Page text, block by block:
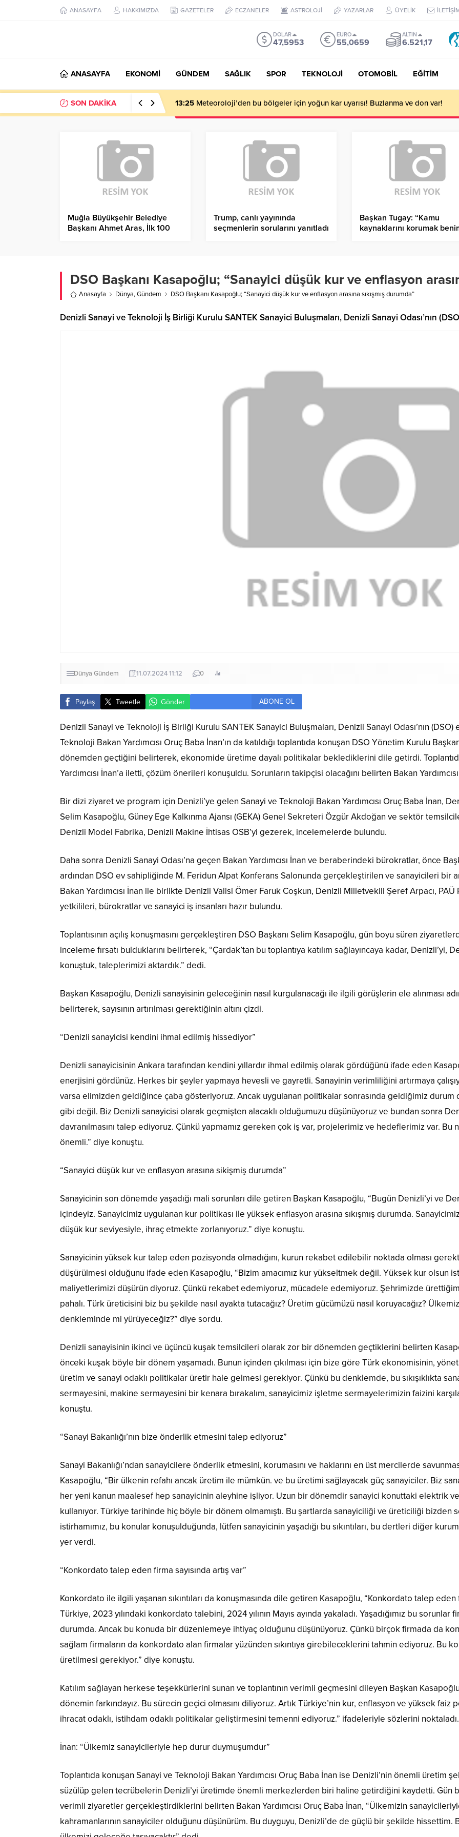
ANASAYFA HAKKIMIZDA GAZETELER ECZANELER ASTROLOJİ YAZARLAR ÜYELİK
DOLAR
47,5953
EURO
55,0659
ALTIN
6.521,17
ANASAYFA EKONOMİ GÜNDEM SAĞLIK SPOR TEKNOLOJİ OTOMOBİL EĞİTİM
SON DAKİKA 13:25 Meteoroloji’den bu bölgeler için yoğun kar uyarısı! Buzlanma ve don var!
Muğla Büyükşehir Belediye
Başkanı Ahmet Aras, İlk 100
Trump, canlı yayınında
seçmenlerin sorularını yanıtladı
Başkan Tugay: “Kamu
kaynaklarını korumak
DSO Başkanı Kasapoğlu; “Sanayici düşük kur ve enflasyon
Anasayfa Dünya,Gündem DSO Başkanı Kasapoğlu; “Sanayici düşük kur ve enflasyon arasına sıkışmış durumda”
Denizli Sanayi ve Teknoloji İş Birliği Kurulu SANTEK Sanayici Buluşmaları, Denizli Sanayi Odası’nın
Dünya Gündem 11.07.2024 11:12 0
Paylaş Tweetle Gönder ABONE OL
Denizli Sanayi ve Teknoloji İş Birliği Kurulu SANTEK Sanayici Buluşmaları, Denizli Sanayi Odası’nın
Teknoloji Bakan Yardımcısı Oruç Baba İnan’ın da katıldığı toplantıda konuşan DSO Yönetim Kurulu
dönemden geçtiğini belirterek, ekonomide üretime dayalı politikalar beklediklerini dile getirdi.
Yardımcısı İnan’a iletti, çözüm önerileri konuşuldu. Sorunların takipçisi olacağını belirten Bakan
Bir dizi ziyaret ve program için Denizli’ye gelen Sanayi ve Teknoloji Bakan Yardımcısı Oruç Baba İnan,
Selim Kasapoğlu, Güney Ege Kalkınma Ajansı (GEKA) Genel Sekreteri Özgür Akdoğan ve sektör
Denizli Model Fabrika, Denizli Makine İhtisas OSB’yi gezerek, incelemelerde bulundu.
Daha sonra Denizli Sanayi Odası’na geçen Bakan Yardımcısı İnan ve beraberindeki bürokratlar, önce
ardından DSO ev sahipliğinde M. Feridun Alpat Konferans Salonunda gerçekleştirilen ve sanayicileri bir
Bakan Yardımcısı İnan ile birlikte Denizli Valisi Ömer Faruk Coşkun, Denizli Milletvekili Şeref Arpacı,
yetkilileri, bürokratlar ve sanayici iş insanları hazır bulundu.
Toplantısının açılış konuşmasını gerçekleştiren DSO Başkanı Selim Kasapoğlu, gün boyu süren
inceleme fırsatı bulduklarını belirterek, “Çardak’tan bu toplantıya katılım sağlayıncaya kadar, Denizli’yi,
konuştuk, taleplerimizi aktardık.” dedi.
Başkan Kasapoğlu, Denizli sanayisinin geleceğinin nasıl kurgulanacağı ile ilgili görüşlerin ele alınması
belirterek, sayısının artırılması gerektiğinin altını çizdi.
“Denizli sanayicisi kendini ihmal edilmiş hissediyor”
Denizli sanayicisinin Ankara tarafından kendini yıllardır ihmal edilmiş olarak gördüğünü ifade eden
enerjisini gördünüz. Herkes bir şeyler yapmaya hevesli ve gayretli. Sanayinin verimliliğini artırmaya
varsa elimizden geldiğince çaba gösteriyoruz. Ancak uygulanan politikalar sonrasında geldiğimiz durum
gibi değil. Biz Denizli sanayicisi olarak geçmişten alacaklı olduğumuzu düşünüyoruz ve bundan sonra
davranılmasını talep ediyoruz. Çünkü yapmamız gereken çok iş var, projelerimiz ve hedeflerimiz var.
önemli.” diye konuştu.
“Sanayici düşük kur ve enflasyon arasına sikişmiş durumda”
Sanayicinin son dönemde yaşadığı mali sorunları dile getiren Başkan Kasapoğlu, “Bugün Denizli’yi ve
içindeyiz. Sanayicimiz uygulanan kur politikası ile yüksek enflasyon arasına sıkışmış durumda.
düşük kur seviyesiyle, ihraç etmekte zorlanıyoruz.” diye konuştu.
Sanayicinin yüksek kur talep eden pozisyonda olmadığını, kurun rekabet edilebilir noktada olması
düşürülmesi olduğunu ifade eden Kasapoğlu, “Bizim amacımız kur yükseltmek değil. Yüksek kur olsun
maliyetlerimizi düşürün diyoruz. Çünkü rekabet edemiyoruz, mücadele edemiyoruz. Şehrimizde
pahalı. Türk üreticisini biz bu şekilde nasıl ayakta tutacağız? Üretim gücümüzü nasıl koruyacağız?
denkleminde mi yürüyeceğiz?” diye sordu.
Denizli sanayisinin ikinci ve üçüncü kuşak temsilcileri olarak zor bir dönemden geçtiklerini belirten
önceki kuşak böyle bir dönem yaşamadı. Bunun içinden çıkılması için bize göre Türk ekonomisinin,
üretim ve sanayi odaklı politikalar üretir hale gelmesi gerekiyor. Çünkü bu denklemde, bu sıkışıklıkta
sermayesini, makine sermayesini bir kenara bırakalım, sanayicimiz işletme sermayelerimizin faizini
konuştu.
“Sanayi Bakanlığı’nın bize önderlik etmesini talep ediyoruz”
Sanayi Bakanlığı’ndan sanayicilere önderlik etmesini, korumasını ve haklarını en üst mercilerde
Kasapoğlu, “Bir ülkenin refahı ancak üretim ile mümkün. ve bu üretimi sağlayacak güç sanayiciler. Biz
her yeni kanun maalesef hep sanayicinin aleyhine işliyor. Uzun bir dönemdir sanayici konuttaki elektrik
kullanıyor. Türkiye tarihinde hiç böyle bir dönem olmamıştı. Bu şartlarda sanayiciliği ve üreticiliği bizden
istirhamımız, bu konular konuşulduğunda, lütfen sanayicinin yaşadığı bu sıkıntıları, bu dertleri diğer
yer verdi.
“Konkordato talep eden firma sayısında artış var”
Konkordato ile ilgili yaşanan sıkıntıları da konuşmasında dile getiren Kasapoğlu, “Konkordato talep eden
Türkiye, 2023 yılındaki konkordato talebini, 2024 yılının Mayıs ayında yakaladı. Yaşadığımız bu sorunlar
durumda. Ancak bu konuda bir düzenlemeye ihtiyaç olduğunu düşünüyoruz. Çünkü birçok firmada da
sağlam firmaların da konkordato alan firmalar yüzünden sıkıntıya girebileceklerini tahmin ediyoruz. Bu
üretilmesi gerekiyor.” diye konuştu.
Katılım sağlayan herkese teşekkürlerini sunan ve toplantının verimli geçmesini dileyen Başkan Kasapoğlu,
dönemin farkındayız. Bu sürecin geçici olmasını diliyoruz. Artık Türkiye’nin kur, enflasyon ve yüksek faiz
ihracat odaklı, istihdam odaklı politikalar geliştirmesini temenni ediyoruz.” ifadeleriyle sözlerini noktaladı.
İnan: “Ülkemiz sanayicileriyle hep durur duymuşumdur”
Toplantıda konuşan Sanayi ve Teknoloji Bakan Yardımcısı Oruç Baba İnan ise Denizli’nin önemli üretim
süzülüp gelen tecrübelerin Denizli’yi üretimde önemli merkezlerden biri haline getirdiğini kaydetti. Gün
verimli ziyaretler gerçekleştirdiklerini belirten Bakan Yardımcısı Oruç Baba İnan, “Ülkemizin
kahramanlarının sanayiciler olduğunu düşünürüm. Bu duyguyu, Denizli’de de güçlü bir şekilde hissettim.